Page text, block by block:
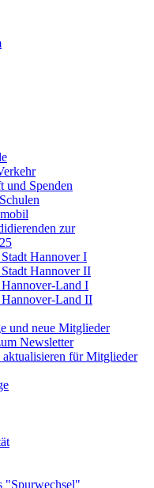
und Spenden
zur
Hannover I
Hannover II
Land I
Land II
und neue Mitglieder
Newsletter
für Mitglieder
"Spurwechsel"